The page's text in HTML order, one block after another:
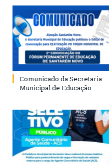
Comunicado da Secretaria
Municipal de Educação